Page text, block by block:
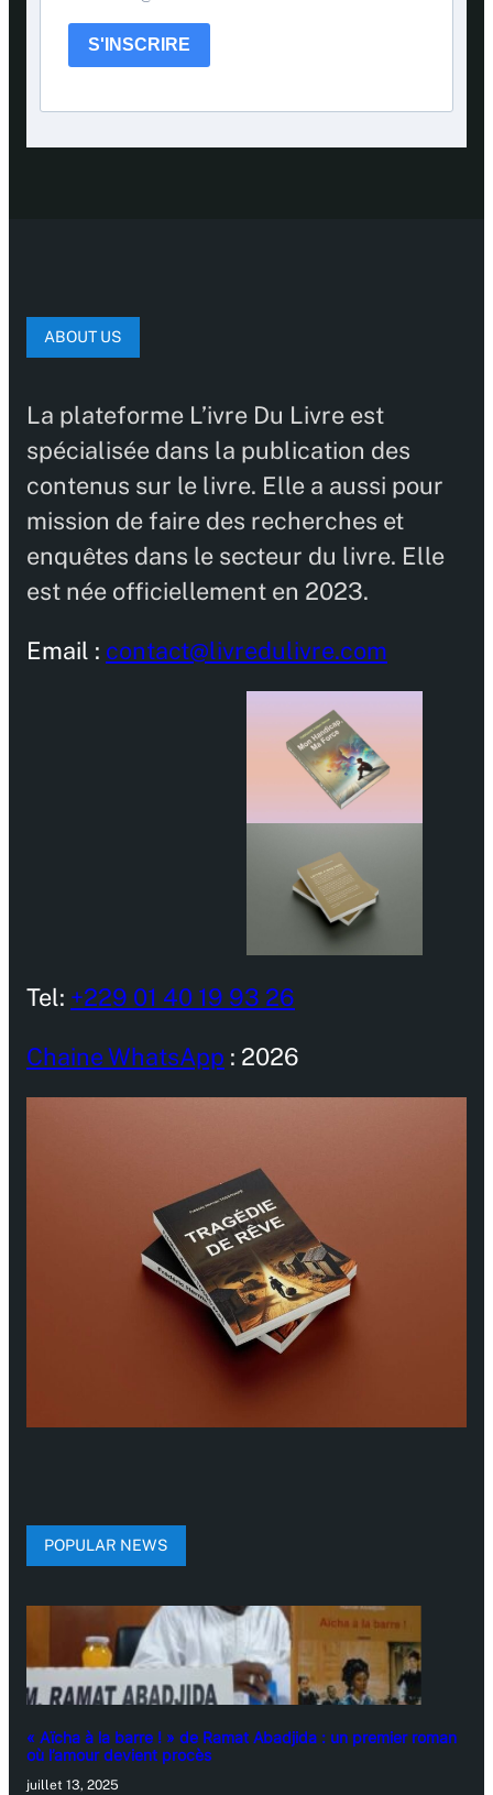
S'INSCRIRE
ABOUT US
La plateforme L’ivre Du Livre est
spécialisée dans la publication des
contenus sur le livre. Elle a aussi pour
mission de faire des recherches et
enquêtes dans le secteur du livre. Elle
est née officiellement en 2023.
Email : contact@livredulivre.com
Tel: +229 01 40 19 93 26
Chaine WhatsApp : 2026
POPULAR NEWS
« Aïcha à la barre ! » de Ramat Abadjida : un premier roman
où l’amour devient procès
juillet 13, 2025